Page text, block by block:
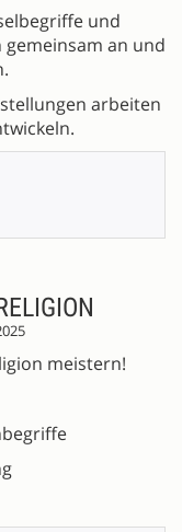
und
gemeinsam an und
arbeiten
meistern!